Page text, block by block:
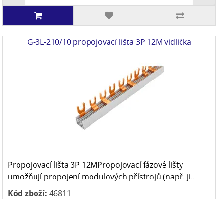
G-3L-210/10 propojovací lišta 3P 12M vidlička
Propojovací lišta 3P 12MPropojovací fázové lišty
umožňují propojení modulových přístrojů (např. ji..
Kód zboží: 46811